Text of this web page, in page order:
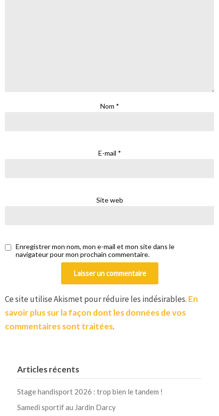
Nom *
E-mail *
Site web
Enregistrer mon nom, mon e-mail et mon site dans le
navigateur pour mon prochain commentaire.
Ce site utilise Akismet pour réduire les indésirables. En
savoir plus sur la façon dont les données de vos
commentaires sont traitées.
Articles récents
Stage handisport 2026 : trop bien le tandem !
Samedi sportif au Jardin Darcy